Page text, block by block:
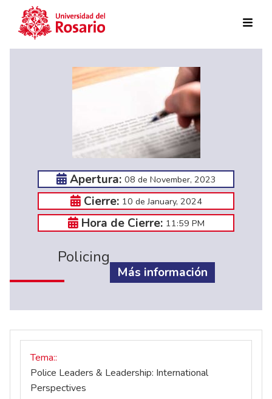
Apertura: 08 de November, 2023
Cierre: 10 de January, 2024
Hora de Cierre: 11:59 PM
Policing
Más información
Tema:
Police Leaders & Leadership: International
Perspectives